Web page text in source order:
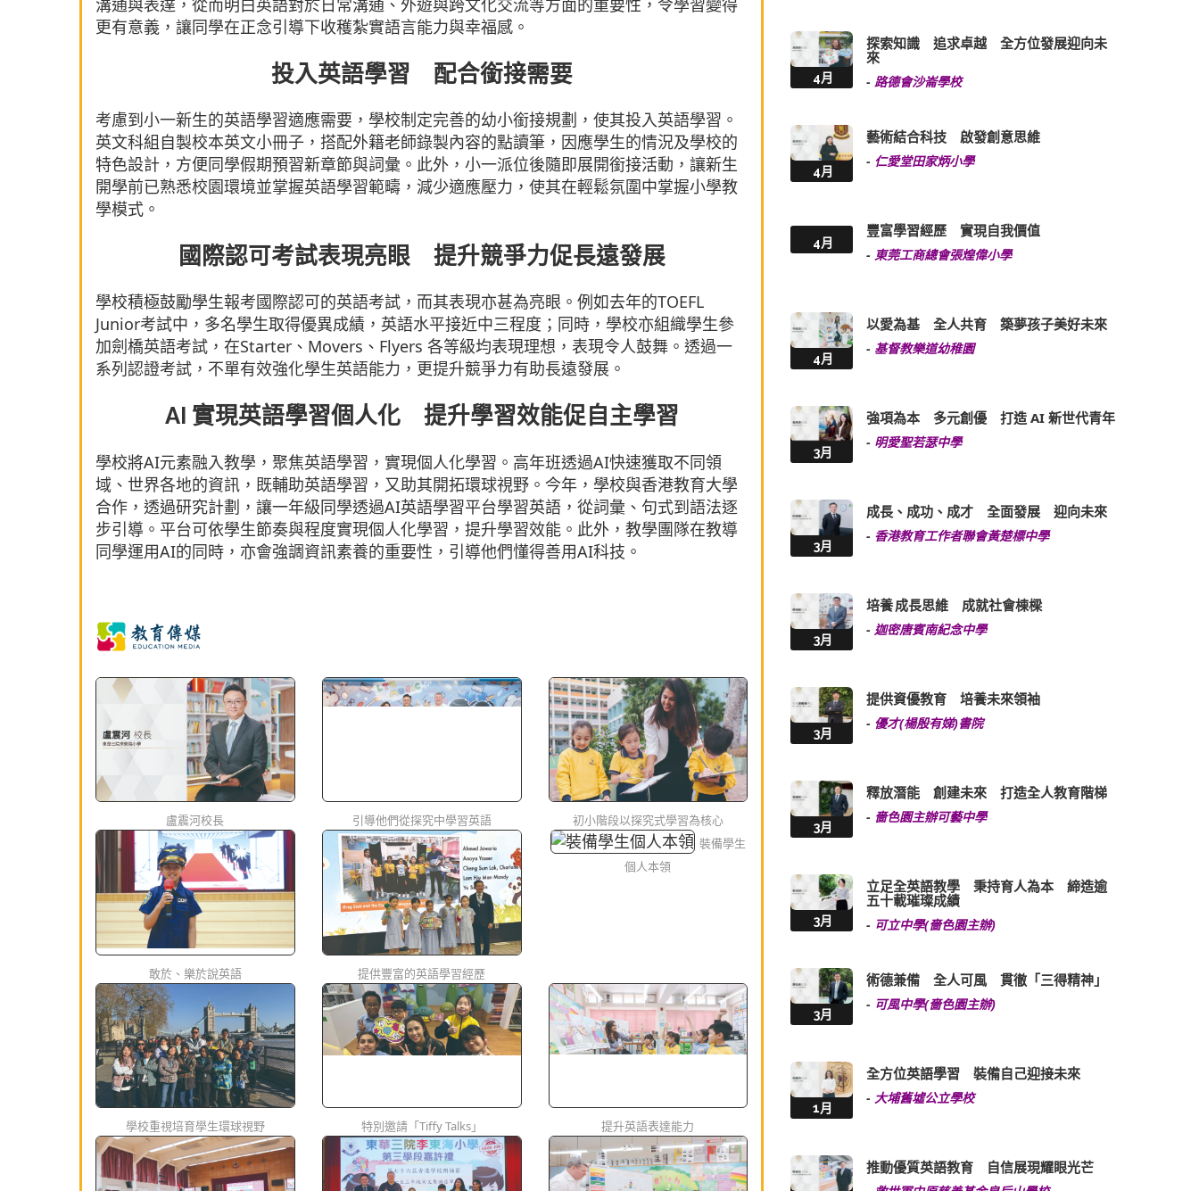
溝通與表達，從而明白英語對於日常溝通、外遊與跨文化交流等方面的重要性，令學習變得
更有意義，讓同學在正念引導下收穫紮實語言能力與幸福感。
投入英語學習 配合銜接需要
考慮到小一新生的英語學習適應需要，學校制定完善的幼小銜接規劃，使其投入英語學習。
英文科組自製校本英文小冊子，搭配外籍老師錄製內容的點讀筆，因應學生的情況及學校的
特色設計，方便同學假期預習新章節與詞彙。此外，小一派位後隨即展開銜接活動，讓新生
開學前已熟悉校園環境並掌握英語學習範疇，減少適應壓力，使其在輕鬆氛圍中掌握小學教
學模式。
國際認可考試表現亮眼 提升競爭力促長遠發展
學校積極鼓勵學生報考國際認可的英語考試，而其表現亦甚為亮眼。例如去年的TOEFL
Junior考試中，多名學生取得優異成績，英語水平接近中三程度；同時，學校亦組織學生參
加劍橋英語考試，在Starter、Movers、Flyers 各等級均表現理想，表現令人鼓舞。透過一
系列認證考試，不單有效強化學生英語能力，更提升競爭力有助長遠發展。
AI 實現英語學習個人化 提升學習效能促自主學習
學校將AI元素融入教學，聚焦英語學習，實現個人化學習。高年班透過AI快速獲取不同領
域、世界各地的資訊，既輔助英語學習，又助其開拓環球視野。今年，學校與香港教育大學
合作，透過研究計劃，讓一年級同學透過AI英語學習平台學習英語，從詞彙、句式到語法逐
步引導。平台可依學生節奏與程度實現個人化學習，提升學習效能。此外，教學團隊在教導
同學運用AI的同時，亦會強調資訊素養的重要性，引導他們懂得善用AI科技。
盧震河校長 引導他們從探究中學習英語 初小階段以探究式學習為核心
敢於、樂於說英語 提供豐富的英語學習經歷
裝備學生
個人本領
學校重視培育學生環球視野 特別邀請「Tiffy Talks」 提升英語表達能力
4月
探索知識 追求卓越 全方位發展迎向未
來
-路德會沙崙學校
4月
藝術結合科技 啟發創意思維
- 仁愛堂田家炳小學
4月
豐富學習經歷 實現自我價值
-東莞工商總會張煌偉小學
4月
以愛為基 全人共育 築夢孩子美好未來
- 基督教樂道幼稚園
3月
強項為本 多元創優 打造 AI 新世代青年
- 明愛聖若瑟中學
3月
成長、成功、成才 全面發展 迎向未來
- 香港教育工作者聯會黃楚標中學
3月
培養 成長思維 成就社會棟樑
-迦密唐賓南紀念中學
3月
提供資優教育 培養未來領袖
- 優才(楊殷有娣)書院
3月
釋放潛能 創建未來 打造全人教育階梯
- 嗇色園主辦可藝中學
3月
立足全英語教學 秉持育人為本 締造逾
五十載璀璨成績
- 可立中學(嗇色園主辦)
3月
術德兼備 全人可風 貫徹「三得精神」
- 可風中學(嗇色園主辦)
1月
全方位英語學習 裝備自己迎接未來
-大埔舊墟公立學校
推動優質英語教育 自信展現耀眼光芒